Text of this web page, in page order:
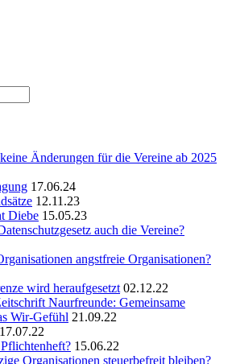
Änderungen für die Vereine ab 2025
17.06.24
12.11.23
Diebe 15.05.23
auch die Vereine?
angstfreie Organisationen?
wird heraufgesetzt 02.12.22
Naurfreunde: Gemeinsame
Wir-Gefühl 21.09.22
17.07.22
15.06.22
Organisationen steuerbefreit bleiben?